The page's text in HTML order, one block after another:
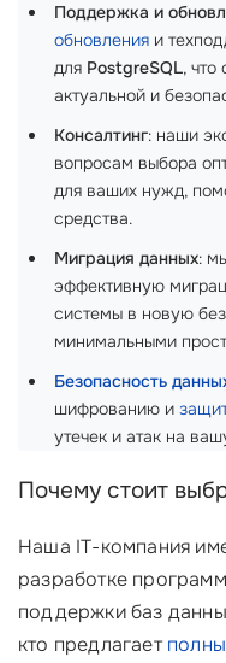
Поддержка и
обновления и
для PostgreSQL,
актуальной и
Консалтинг: наши
вопросам выбора
для ваших нужд,
средства.
Миграция данных:
эффективную
системы в новую
минимальными
Безопасность
шифрованию и
утечек и атак на
Почему стоит
Наша IT-компания
разработке
поддержки баз
кто предлагает